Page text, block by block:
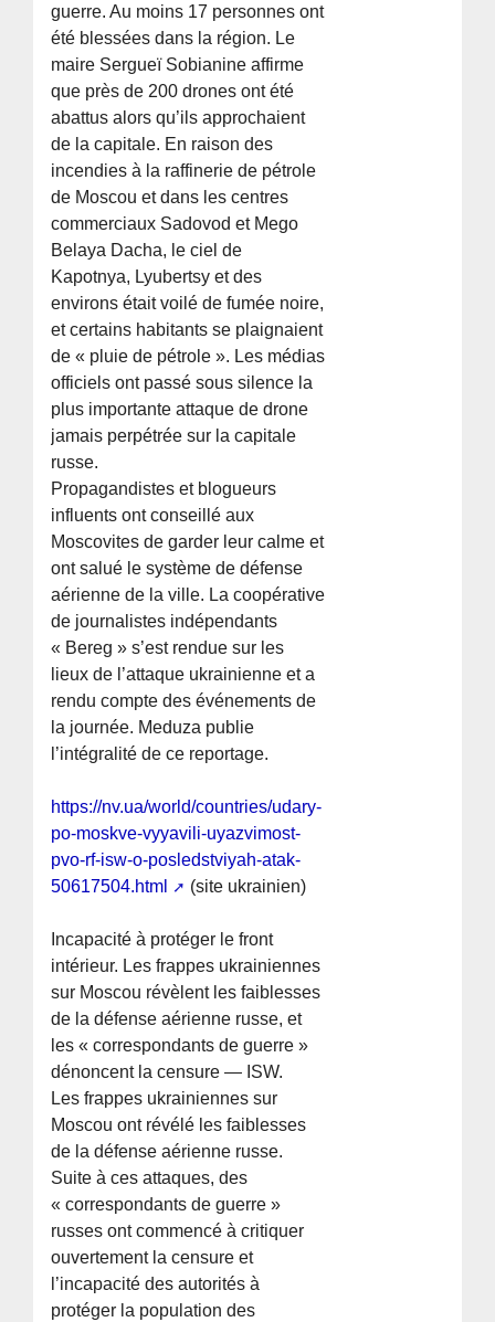
guerre. Au moins 17 personnes ont
été blessées dans la région. Le
maire Sergueï Sobianine affirme
que près de 200 drones ont été
abattus alors qu’ils approchaient
de la capitale. En raison des
incendies à la raffinerie de pétrole
de Moscou et dans les centres
commerciaux Sadovod et Mego
Belaya Dacha, le ciel de
Kapotnya, Lyubertsy et des
environs était voilé de fumée noire,
et certains habitants se plaignaient
de « pluie de pétrole ». Les médias
officiels ont passé sous silence la
plus importante attaque de drone
jamais perpétrée sur la capitale
russe.
Propagandistes et blogueurs
influents ont conseillé aux
Moscovites de garder leur calme et
ont salué le système de défense
aérienne de la ville. La coopérative
de journalistes indépendants
« Bereg » s’est rendue sur les
lieux de l’attaque ukrainienne et a
rendu compte des événements de
la journée. Meduza publie
l’intégralité de ce reportage.
https://nv.ua/world/countries/udary-
po-moskve-vyyavili-uyazvimost-
pvo-rf-isw-o-posledstviyah-atak-
50617504.html
(site ukrainien)
Incapacité à protéger le front
intérieur. Les frappes ukrainiennes
sur Moscou révèlent les faiblesses
de la défense aérienne russe, et
les « correspondants de guerre »
dénoncent la censure — ISW.
Les frappes ukrainiennes sur
Moscou ont révélé les faiblesses
de la défense aérienne russe.
Suite à ces attaques, des
« correspondants de guerre »
russes ont commencé à critiquer
ouvertement la censure et
l’incapacité des autorités à
protéger la population des